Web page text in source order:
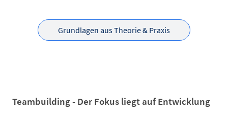
Grundlagen aus Theorie & Praxis
Teambuilding - Der Fokus liegt auf Entwicklung